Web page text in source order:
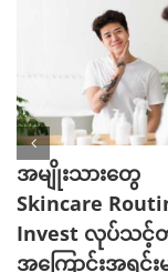
အမျိုးသားတွေ
Skincare
Invest လုပ်သင့်
အကြောင်းအရင်းမ